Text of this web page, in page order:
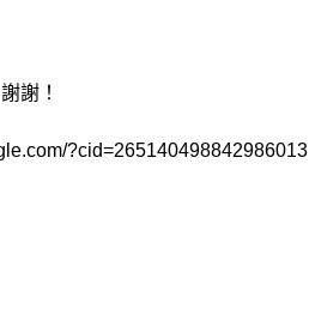
謝！
?cid=265140498842986013